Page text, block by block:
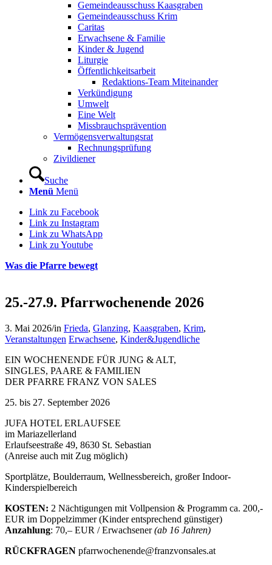
Gemeindeausschuss Kaasgraben
Gemeindeausschuss Krim
Caritas
Erwachsene & Familie
Kinder & Jugend
Liturgie
Öffentlichkeitsarbeit
Redaktions-Team Miteinander
Verkündigung
Umwelt
Eine Welt
Missbrauchsprävention
Vermögensverwaltungsrat
Rechnungsprüfung
Zivildiener
Suche
Menü Menü
Link zu Facebook
Link zu Instagram
Link zu WhatsApp
Link zu Youtube
Was die Pfarre bewegt
25.-27.9. Pfarrwochenende 2026
3. Mai 2026/in Frieda, Glanzing, Kaasgraben, Krim,
Veranstaltungen Erwachsene, Kinder&Jugendliche
EIN WOCHENENDE FÜR JUNG & ALT,
SINGLES, PAARE & FAMILIEN
DER PFARRE FRANZ VON SALES
25. bis 27. September 2026
JUFA HOTEL ERLAUFSEE
im Mariazellerland
Erlaufseestraße 49, 8630 St. Sebastian
(Anreise auch mit Zug möglich)
Sportplätze, Boulderraum, Wellnessbereich, großer Indoor-
Kinderspielbereich
KOSTEN: 2 Nächtigungen mit Vollpension & Programm ca. 200,-
EUR im Doppelzimmer (Kinder entsprechend günstiger)
Anzahlung: 70,– EUR / Erwachsener(ab 16 Jahren)
RÜCKFRAGEN pfarrwochenende@franzvonsales.at